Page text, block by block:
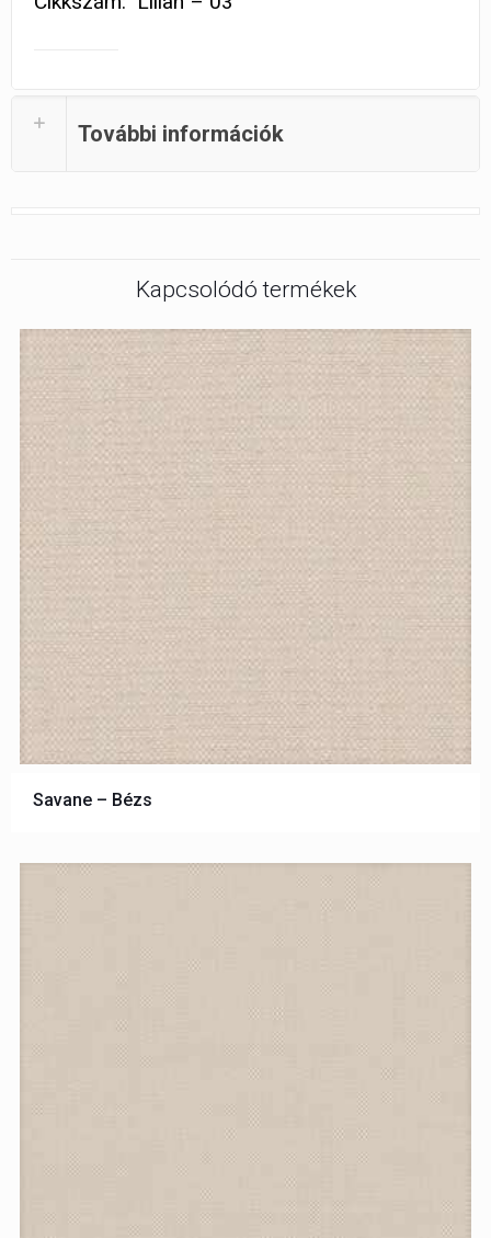
További információk
Kapcsolódó termékek
Savane – Bézs